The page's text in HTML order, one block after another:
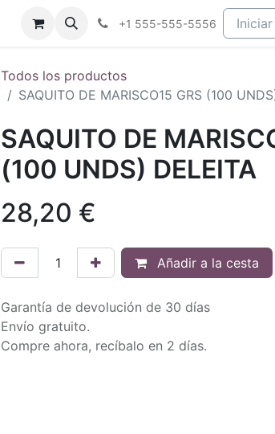
Blog Contáctenos
+1 555-555-5556
Todos los productos
SAQUITO DE MARISCO15 GRS (100
SAQUITO DE
(100 UNDS) DELEITA
28,20 €
Añadir a la cesta
Garantía de devolución de 30 días
Envío gratuito.
Compre ahora, recíbalo en 2 días.